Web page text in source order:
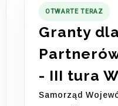
OTWARTE TERAZ
Granty
- III tura
Samorząd